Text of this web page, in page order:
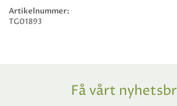
Artikelnummer:
TG01893
Få vårt